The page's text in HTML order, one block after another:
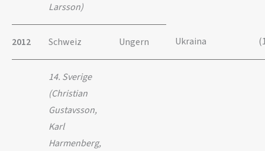
Larsson)
2012 Schweiz Ungern Ukraina
14. Sverige
(Christian
Gustavsson,
Karl
Harmenberg,